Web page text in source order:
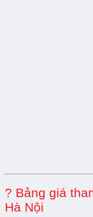
? Bảng giá
Hà Nội